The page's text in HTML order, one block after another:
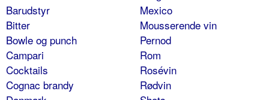
Barudstyr
Bitter
Bowle og punch
Campari
Cocktails
Cognac brandy
Mexico
Mousserende vin
Pernod
Rom
Rosévin
Rødvin